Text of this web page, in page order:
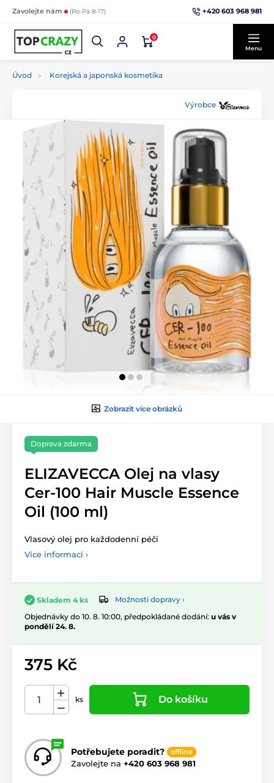
Zavolejte nám (Po-Pá 8-17) +420 603 968 981
0
Menu
Úvod Korejská a japonská kosmetika
Výrobce
Zobrazit více obrázků
Doprava zdarma
ELIZAVECCA Olej na vlasy
Cer-100 Hair Muscle Essence
Oil (100 ml)
Vlasový olej pro každodenní péči
Více informací ›
Skladem 4 ks
Možnosti dopravy ›
Objednávky do 10. 8. 10:00, předpokládané dodání: u vás v
pondělí 24. 8.
375 Kč
ks Do košíku
Potřebujete poradit? offline
Zavolejte na +420 603 968 981